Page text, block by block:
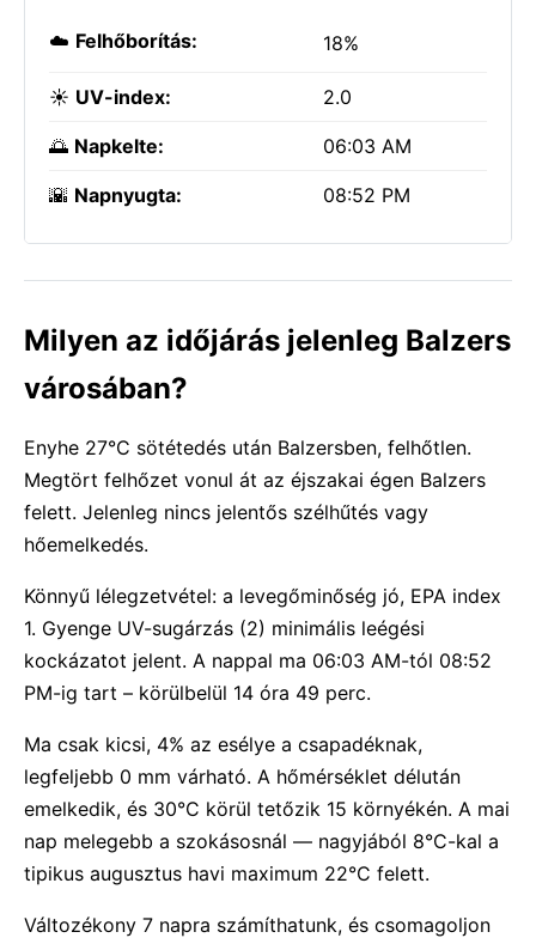
☁️ Felhőborítás: 18%
☀️ UV-index: 2.0
🌅 Napkelte: 06:03 AM
🌇 Napnyugta: 08:52 PM
Milyen az időjárás jelenleg Balzers
városában?
Enyhe 27°C sötétedés után Balzersben, felhőtlen.
Megtört felhőzet vonul át az éjszakai égen Balzers
felett. Jelenleg nincs jelentős szélhűtés vagy
hőemelkedés.
Könnyű lélegzetvétel: a levegőminőség jó, EPA index
1. Gyenge UV-sugárzás (2) minimális leégési
kockázatot jelent. A nappal ma 06:03 AM-tól 08:52
PM-ig tart – körülbelül 14 óra 49 perc.
Ma csak kicsi, 4% az esélye a csapadéknak,
legfeljebb 0 mm várható. A hőmérséklet délután
emelkedik, és 30°C körül tetőzik 15 környékén. A mai
nap melegebb a szokásosnál — nagyjából 8°C-kal a
tipikus augusztus havi maximum 22°C felett.
Változékony 7 napra számíthatunk, és csomagoljon